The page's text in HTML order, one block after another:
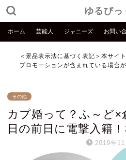
ゆるぴっ
ホーム 芸能人 ジャニーズ お問い
＜景品表示法に基づく表記＞本サイ
プロモーションが含まれている場合が
その他
カプ婚って？ふ～ど×
日の前日に電撃入籍
2019年11